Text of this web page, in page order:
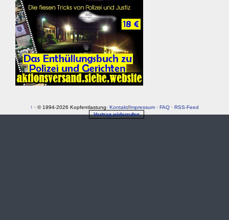
↑ · © 1994-2026 Kopfentlastung· Kontakt/Impressum · FAQ · RSS-Feed
Vertrag widerrufen